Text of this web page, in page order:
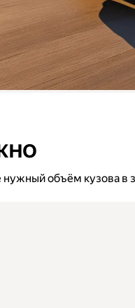
объём кузова в